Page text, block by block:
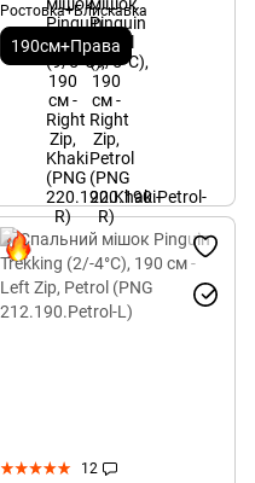
Ростовка+Блискавка
190см+Права
12